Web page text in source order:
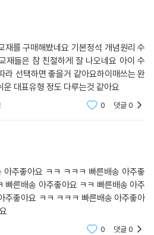
유형 문제에 대비할 수 있도록 하였습
문제들을 분석하여 잘 나오는 문제들을
한 문항에는 ‘중요’ 표시, 교육청 기출 문
습니다. 자주 출제되는 문제에 대한 적응
있도록 하였습니다.
험에 자주 나오는 문제들을 선별하여 구
이도 있는 문제에 이르기까지 학교 시험에
로 풀어 볼 수 있도록 하였습니다.
아야 하는 고난도 문제를 선별하여 “1등
다. 오답률이 높거나 어려운 문제들을
전시키고 문제해결능력을 길러, 내신 1등
재를 구매해봤네요 기본정석 개념원리 수
재들은 참 친절하게 잘 나오네요 아이 수
라 선택하면 좋을거 같아요하이매쓰는 완
대표유형 정도 다루는것 같아요
0 댓글0
주좋아요 ㅋㅋ ㅋㅋㅋ 빠른배송 아주좋
빠른배송 아주좋아요 ㅋㅋ 빠른배송 아주
주좋아요 ㅋㅋ ㅋㅋㅋ 빠른배송 아주좋아
0 댓글0